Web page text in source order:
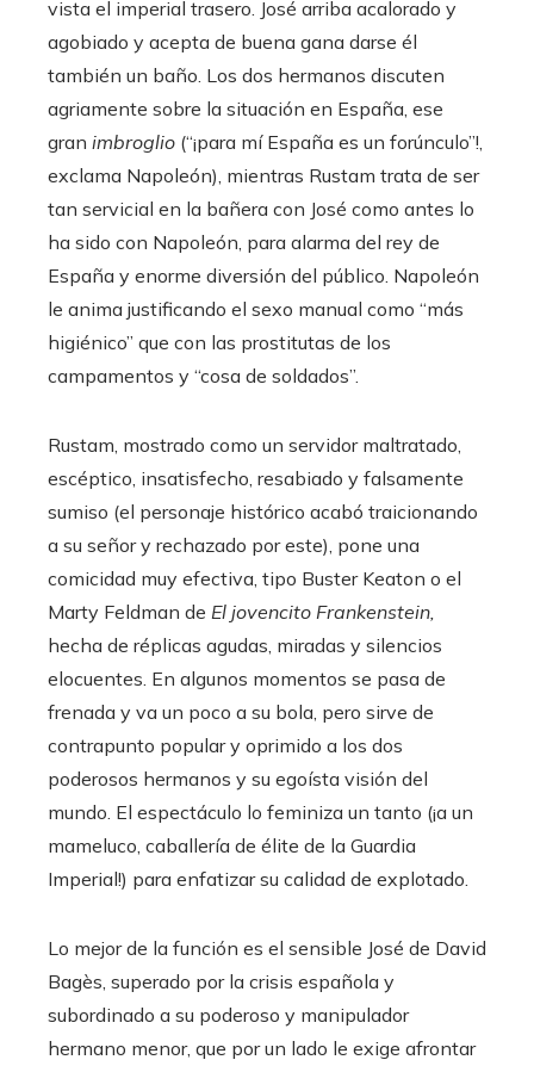
vista el imperial trasero. José arriba acalorado y
agobiado y acepta de buena gana darse él
también un baño. Los dos hermanos discuten
agriamente sobre la situación en España, ese
gran imbroglio (“¡para mí España es un forúnculo”!,
exclama Napoleón), mientras Rustam trata de ser
tan servicial en la bañera con José como antes lo
ha sido con Napoleón, para alarma del rey de
España y enorme diversión del público. Napoleón
le anima justificando el sexo manual como “más
higiénico” que con las prostitutas de los
campamentos y “cosa de soldados”.
Rustam, mostrado como un servidor maltratado,
escéptico, insatisfecho, resabiado y falsamente
sumiso (el personaje histórico acabó traicionando
a su señor y rechazado por este), pone una
comicidad muy efectiva, tipo Buster Keaton o el
Marty Feldman de El jovencito Frankenstein,
hecha de réplicas agudas, miradas y silencios
elocuentes. En algunos momentos se pasa de
frenada y va un poco a su bola, pero sirve de
contrapunto popular y oprimido a los dos
poderosos hermanos y su egoísta visión del
mundo. El espectáculo lo feminiza un tanto (¡a un
mameluco, caballería de élite de la Guardia
Imperial!) para enfatizar su calidad de explotado.
Lo mejor de la función es el sensible José de David
Bagès, superado por la crisis española y
subordinado a su poderoso y manipulador
hermano menor, que por un lado le exige afrontar